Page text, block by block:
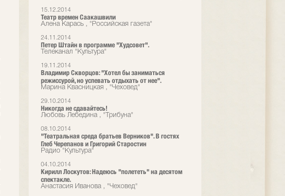
15.12.2014
Театр времен Саакашвили
Алена Карась , "Российская газета"
24.11.2014
Петер Штайн в программе "Худсовет".
Телеканал "Культура"
19.11.2014
Владимир Скворцов: "Хотел бы заниматься
режиссурой, но успевать отдыхать от нее".
Марина Квасницкая , "Чеховед"
29.10.2014
Никогда не сдавайтесь!
Любовь Лебедина , "Трибуна"
08.10.2014
"Театральная среда братьев Верников". В гостях
Глеб Черепанов и Григорий Старостин
Радио "Культура"
04.10.2014
Кирилл Лоскутов: Надеюсь "полететь" на десятом
спектакле.
Анастасия Иванова , "Чеховед"